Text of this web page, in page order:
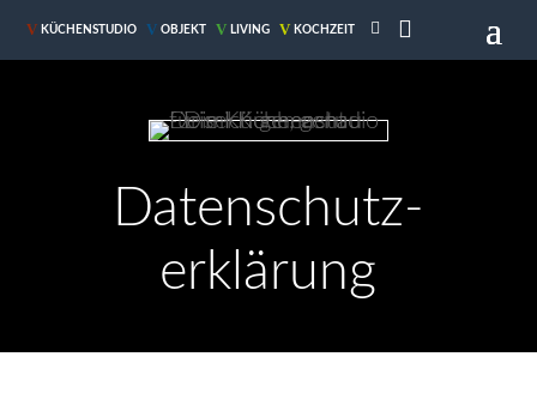
Datenschutz­
erklärung
V KÜCHENSTUDIO V OBJEKT V LIVING V KOCHZEIT 